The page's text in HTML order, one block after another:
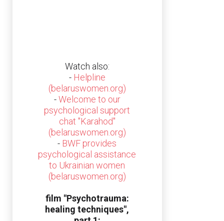
Watch also:
- Helpline
(belaruswomen.org)
-Welcome to our
psychological support
chat "Karahod"
(belaruswomen.org)
- BWF provides
psychological assistance
to Ukrainian women
(belaruswomen.org)
film "Psychotrauma:
healing techniques",